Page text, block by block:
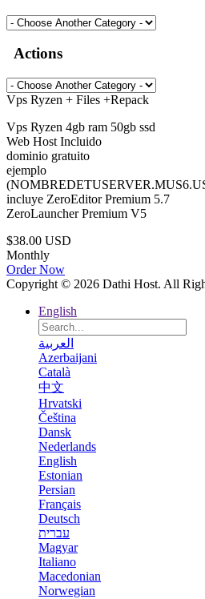
Actions
Vps Ryzen + Files +Repack
Vps Ryzen 4gb ram 50gb ssd
Web Host Incluido
dominio gratuito
ejemplo
incluye ZeroEditor Premium 5.7
ZeroLauncher Premium V5
$38.00 USD
Monthly
Order Now
Copyright © 2026 Dathi Host. All
English
العربية
Azerbaijani
Català
中文
Hrvatski
Čeština
Dansk
Nederlands
English
Estonian
Persian
Français
Deutsch
עברית
Magyar
Italiano
Macedonian
Norwegian